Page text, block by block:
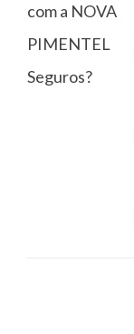
com a NOVA
PIMENTEL
Seguros?